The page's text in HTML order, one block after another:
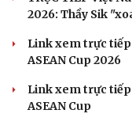
2026: Thầy Sik
Link xem trực
ASEAN Cup 2026
Link xem trực
ASEAN Cup